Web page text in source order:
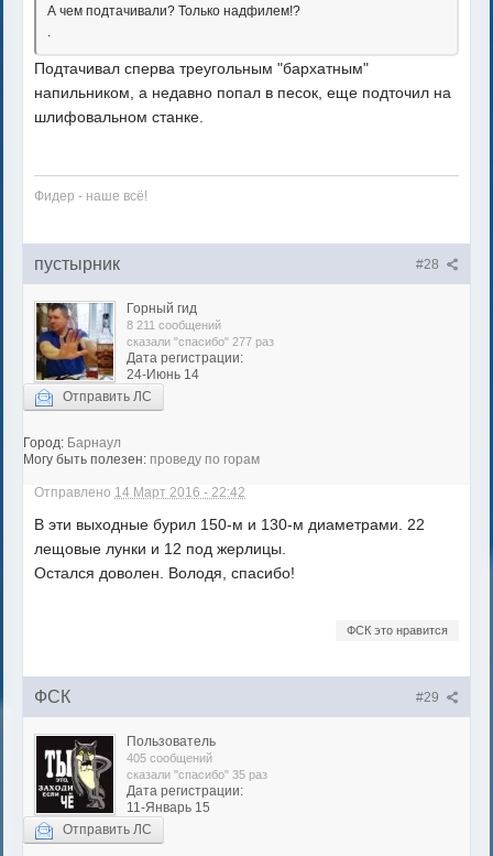
А чем подтачивали? Только надфилем!?
.
Подтачивал сперва треугольным "бархатным"
напильником, а недавно попал в песок, еще подточил на
шлифовальном станке.
Фидер - наше всё!
#28
пустырник
Горный гид
8 211 сообщений
сказали "спасибо" 277 раз
Дата регистрации:
24-Июнь 14
Отправить ЛС
Город: Барнаул
Могу быть полезен: проведу по горам
Отправлено 14 Март 2016 - 22:42
В эти выходные бурил 150-м и 130-м диаметрами. 22
лещовые лунки и 12 под жерлицы.
Остался доволен. Володя, спасибо!
ФСК это нравится
#29
ФСК
Пользователь
405 сообщений
сказали "спасибо" 35 раз
Дата регистрации:
11-Январь 15
Отправить ЛС